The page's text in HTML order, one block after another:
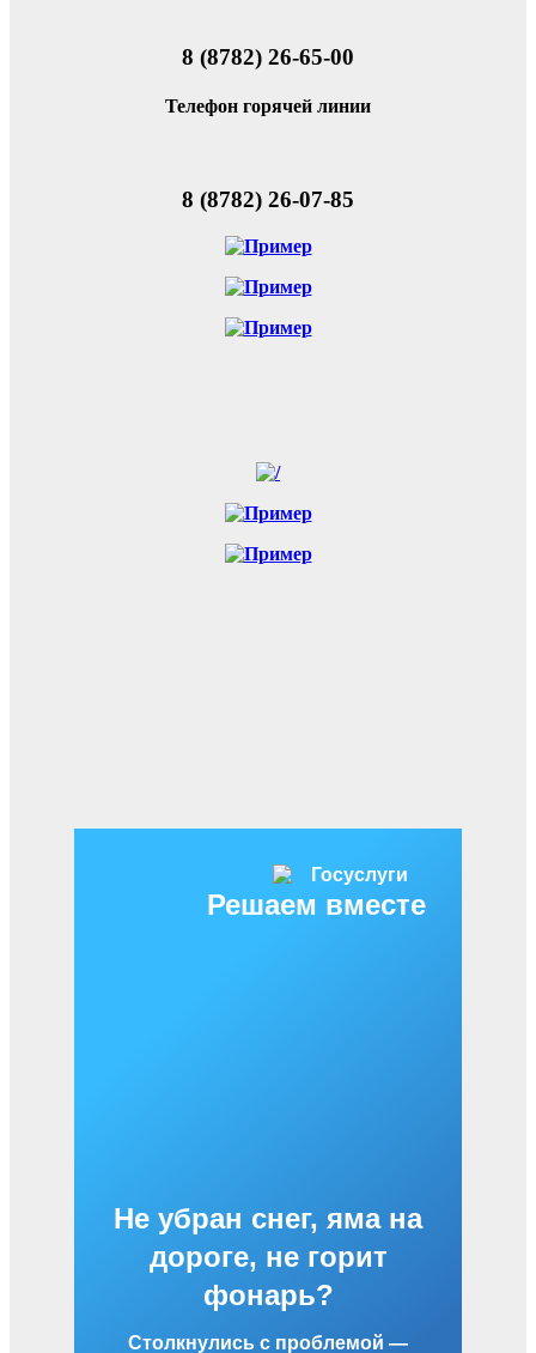
8 (8782) 26-65-00
Телефон горячей линии
8 (8782) 26-07-85
Решаем вместе
Не убран снег, яма на
дороге, не горит
фонарь?
Столкнулись с проблемой —